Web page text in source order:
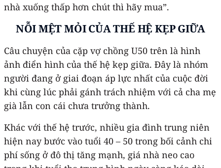
nhà xuống thấp hơn chút thì hãy mua”.
NỖI MỆT MỎI CỦA THẾ HỆ KẸP GIỮA
Câu chuyện của cặp vợ chồng U50 trên là hình
ảnh điển hình của thế hệ kẹp giữa. Đây là nhóm
người đang ở giai đoạn áp lực nhất của cuộc đời
khi cùng lúc phải gánh trách nhiệm với cả cha mẹ
già lẫn con cái chưa trưởng thành.
Khác với thế hệ trước, nhiều gia đình trung niên
hiện nay bước vào tuổi 40 – 50 trong bối cảnh chi
phí sống ở đô thị tăng mạnh, giá nhà neo cao